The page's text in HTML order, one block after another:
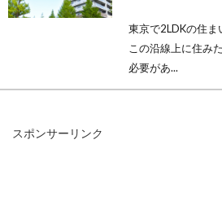
東京で2LDKの住
この沿線上に住み
必要があ...
スポンサーリンク